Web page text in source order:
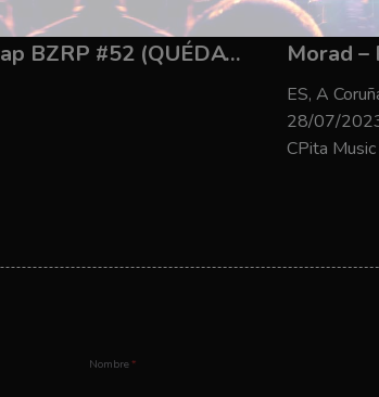
Quevedo – Bizarrap BZRP #52 (QUÉDATE) Morad –
ES, A
28/07/
CPita Music
Nombre*